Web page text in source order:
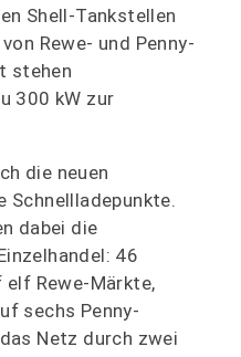
Shell-Tankstellen
Rewe- und Penny-
stehen
300 kW zur
die neuen
dabei die
46
Rewe-Märkte,
sechs Penny-
Netz durch zwei